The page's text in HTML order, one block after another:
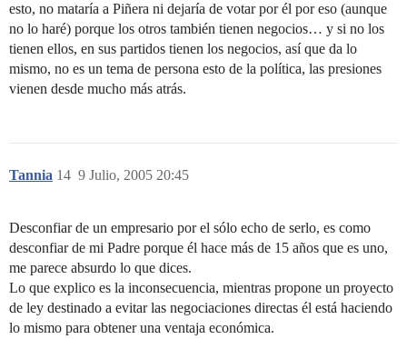
esto, no mataría a Piñera ni dejaría de votar por él por eso (aunque
no lo haré) porque los otros también tienen negocios… y si no los
tienen ellos, en sus partidos tienen los negocios, así que da lo
mismo, no es un tema de persona esto de la política, las presiones
vienen desde mucho más atrás.
Tannia 9 Julio, 2005 20:45
14
Desconfiar de un empresario por el sólo echo de serlo, es como
desconfiar de mi Padre porque él hace más de 15 años que es uno,
me parece absurdo lo que dices.
Lo que explico es la inconsecuencia, mientras propone un proyecto
de ley destinado a evitar las negociaciones directas él está haciendo
lo mismo para obtener una ventaja económica.